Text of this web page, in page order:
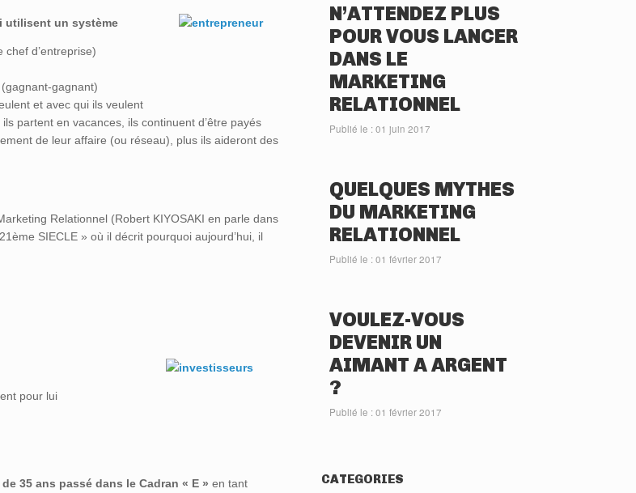
utilisent un système
d’entreprise)
gagnant)
et avec qui ils veulent
partent en vacances, ils continuent d’être payés
de leur affaire (ou réseau), plus ils aideront des
Relationnel (Robert KIYOSAKI en parle dans
SIECLE » où il décrit pourquoi aujourd’hui, il
pour lui
35 ans passé dans le Cadran « E » en tant
N’ATTENDEZ PLUS
POUR VOUS LANCER
DANS LE
MARKETING
RELATIONNEL
Publié le : 01 juin 2017
QUELQUES MYTHES
DU MARKETING
RELATIONNEL
Publié le : 01 février 2017
VOULEZ-VOUS
DEVENIR UN
AIMANT A ARGENT
?
Publié le : 01 février 2017
CATEGORIES